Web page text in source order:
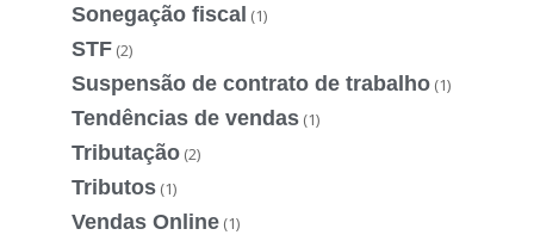
Sonegação fiscal (1)
STF (2)
Suspensão de contrato de trabalho (1)
Tendências de vendas (1)
Tributação (2)
Tributos (1)
Vendas Online (1)